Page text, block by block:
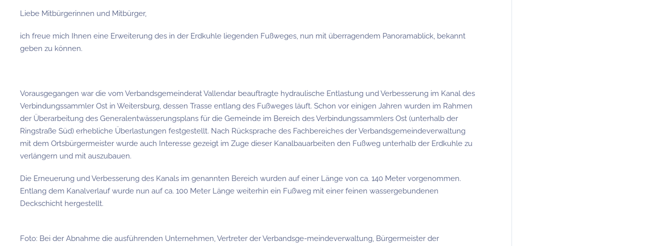
Liebe Mitbürgerinnen und Mitbürger,
ich freue mich Ihnen eine Erweiterung des in der Erdkuhle liegenden Fußweges, nun mit überragendem Panoramablick, bekannt
geben zu können.
Vorausgegangen war die vom Verbandsgemeinderat Vallendar beauftragte hydraulische Entlastung und Verbesserung im Kanal des
Verbindungssammler Ost in Weitersburg, dessen Trasse entlang des Fußweges läuft. Schon vor einigen Jahren wurden im Rahmen
der Überarbeitung des Generalentwässerungsplans für die Gemeinde im Bereich des Verbindungssammlers Ost (unterhalb der
Ringstraße Süd) erhebliche Überlastungen festgestellt. Nach Rücksprache des Fachbereiches der Verbandsgemeindeverwaltung
mit dem Ortsbürgermeister wurde auch Interesse gezeigt im Zuge dieser Kanalbauarbeiten den Fußweg unterhalb der Erdkuhle zu
verlängern und mit auszubauen.
Die Erneuerung und Verbesserung des Kanals im genannten Bereich wurden auf einer Länge von ca. 140 Meter vorgenommen.
Entlang dem Kanalverlauf wurde nun auf ca. 100 Meter Länge weiterhin ein Fußweg mit einer feinen wassergebundenen
Deckschicht hergestellt.
Foto: Bei der Abnahme die ausführenden Unternehmen, Vertreter der Verbandsge-meindeverwaltung, Bürgermeister der